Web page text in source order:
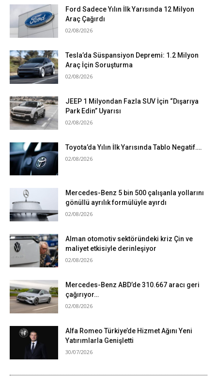
Ford Sadece Yılın İlk Yarısında 12 Milyon
Araç Çağırdı
02/08/2026
Tesla’da Süspansiyon Depremi: 1.2 Milyon
Araç İçin Soruşturma
02/08/2026
JEEP 1 Milyondan Fazla SUV İçin “Dışarıya
Park Edin” Uyarısı
02/08/2026
Toyota’da Yılın İlk Yarısında Tablo Negatif….
02/08/2026
Mercedes-Benz 5 bin 500 çalışanla yollarını
gönüllü ayrılık formülüyle ayırdı
02/08/2026
Alman otomotiv sektöründeki kriz Çin ve
maliyet etkisiyle derinleşiyor
02/08/2026
Mercedes-Benz ABD’de 310.667 aracı geri
çağırıyor…
02/08/2026
Alfa Romeo Türkiye’de Hizmet Ağını Yeni
Yatırımlarla Genişletti
30/07/2026